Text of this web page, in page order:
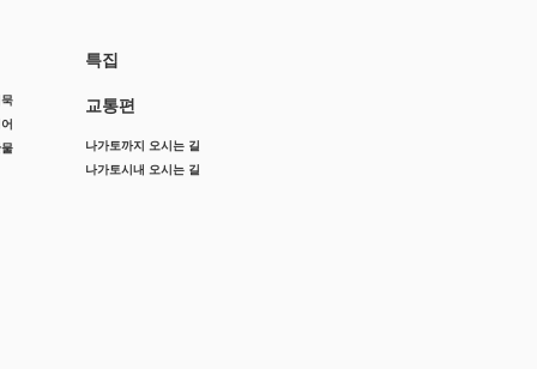
물
특집
교통편
나가토까지 오시는 길
나가토시내 오시는 길